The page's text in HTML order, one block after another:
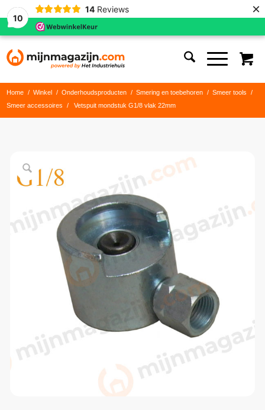
10
14 Reviews ×
Home / Winkel / Onderhoudsproducten / Smering en toebehoren / Smeer tools
/
Smeer accessoires
/ Vetspuit mondstuk G1/8 vlak 22mm